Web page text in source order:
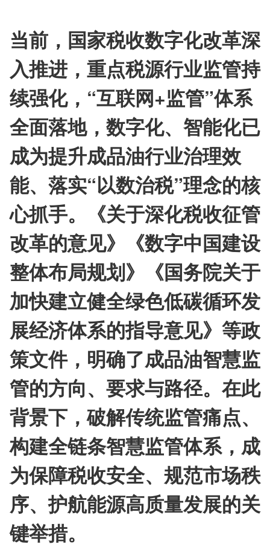
当前，国家税收数字化改革深
入推进，重点税源行业监管持
续强化，“互联网+监管”体系
全面落地，数字化、智能化已
成为提升成品油行业治理效
能、落实“以数治税”理念的核
心抓手。《关于深化税收征管
改革的意见》《数字中国建设
整体布局规划》《国务院关于
加快建立健全绿色低碳循环发
展经济体系的指导意见》等政
策文件，明确了成品油智慧监
管的方向、要求与路径。在此
背景下，破解传统监管痛点、
构建全链条智慧监管体系，成
为保障税收安全、规范市场秩
序、护航能源高质量发展的关
键举措。